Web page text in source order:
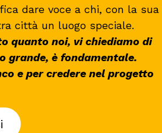
dare voce a chi, con la sua
città un luogo speciale.
quanto noi, vi chiediamo di
grande, è fondamentale.
e per credere nel progetto